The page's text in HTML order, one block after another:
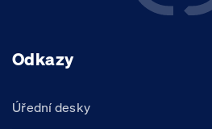
Odkazy
Úřední desky